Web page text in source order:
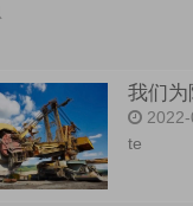
我们为
2022-
te